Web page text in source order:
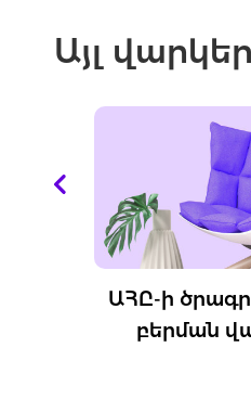
Այլ վարկեր
ԱՀԸ-ի ծրագրով
բերման վարկեր